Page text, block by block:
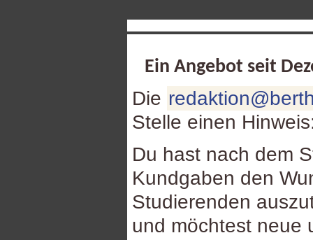
Ein Angebot seit
Die
Stelle einen
Du hast nach dem
Kundgaben den
Studierenden
und möchtest neue